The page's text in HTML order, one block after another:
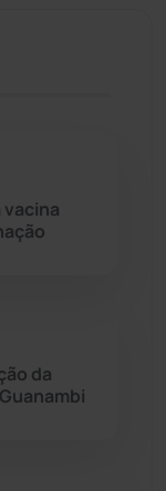
(96)
da